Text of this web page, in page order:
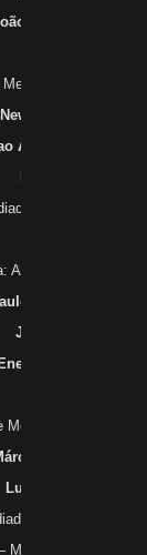
Paulo Cunha
Mesa: Comer, Rezar,
Coelho
Azevedo
A Biografia e os
César de Araújo
Jorge Ferreira
Eneida M. Souza
Monteiro Lobato: o
Regina Ciscati
Luciana Sandroni
Mesa: Construir a